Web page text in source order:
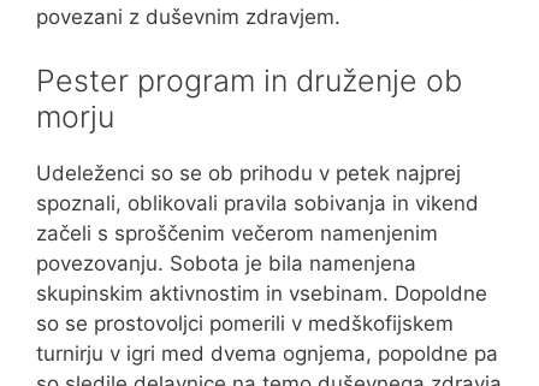
povezani z duševnim zdravjem.
Pester program in druženje ob
morju
Udeleženci so se ob prihodu v petek najprej
spoznali, oblikovali pravila sobivanja in vikend
začeli s sproščenim večerom namenjenim
povezovanju. Sobota je bila namenjena
skupinskim aktivnostim in vsebinam. Dopoldne
so se prostovoljci pomerili v medškofijskem
turnirju v igri med dvema ognjema, popoldne pa